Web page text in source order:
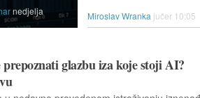
nedjelja Miroslav Wranka jučer 10:05
glazbu iza koje stoji AI?